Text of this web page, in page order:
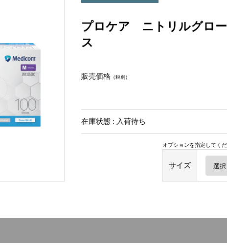
プロケア ニトリルグロ
ス
販売価格 （税別）
在庫状態 : 入荷待ち
オプションを指定してくだ
サイズ